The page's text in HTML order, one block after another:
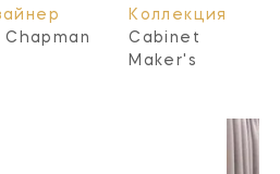
Chapman
Коллекция
Cabinet
Maker's